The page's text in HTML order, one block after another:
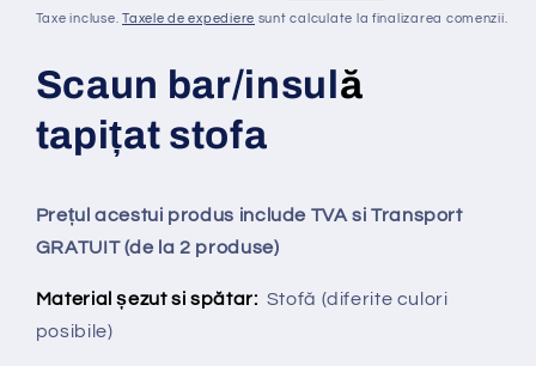
obișnuit
redus
Taxe incluse.Taxele de expediere sunt calculate la finalizarea comenzii.
Scaun bar/insulă
tapițat stofa
Prețul acestui produs include TVA si Transport
GRATUIT (de la 2 produse)
Material șezut si spătar: Stofă (diferite culori
posibile)